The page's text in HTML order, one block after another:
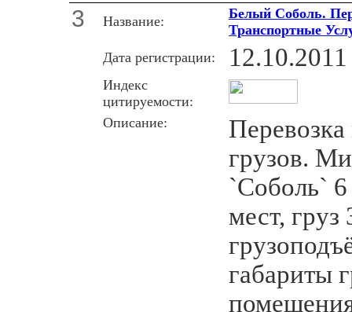
3 Название:
Белый Соболь.
Транспортные
Дата регистрации:
12.10.2011
Индекс
цитируемости:
Описание:
грузов.
`Соболь`
мест, груз
габариты